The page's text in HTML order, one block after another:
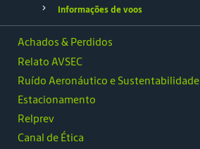
Informações de voos
Achados & Perdidos
Relato AVSEC
Ruído Aeronáutico e Sustentabilidade
Estacionamento
Relprev
Canal de Ética